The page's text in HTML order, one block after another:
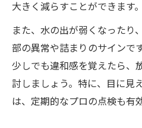
水漏れ修理のプロ
家庭で続ける水漏
水漏れ修理を防ぐ
水道水の安全維持に役立
大きく減らすことができます。
また、水の出が弱くなったり
部の異常や詰まりのサインで
少しでも違和感を覚えたら、
討しましょう。特に、目に見
は、定期的なプロの点検も有